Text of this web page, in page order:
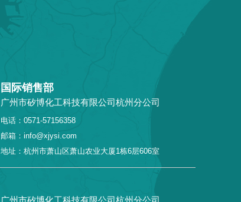
国际销售部
广州市矽博化工科技有限公司杭州分公司
电话：0571-57156358
邮箱：info@xjysi.com
地址：杭州市萧山区萧山农业大厦1栋6层606室
广州市矽博化工科技有限公司杭州分公司